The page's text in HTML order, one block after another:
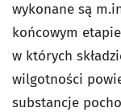
wykonane są
końcowym
w których
wilgotności
substancje